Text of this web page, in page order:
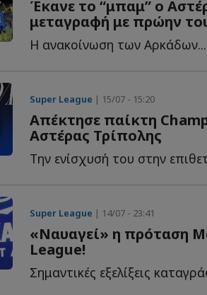
Έκανε το “μπαμ” ο
μεταγραφή με πρώην
Η ανακοίνωση των Αρκάδων...
Super League | 15/07 - 15:20
Απέκτησε παίκτη
Αστέρας Τρίπολης
Την ενίσχυσή του στην
Super League | 14/07 - 23:41
«Ναυαγεί» η πρόταση
League!
Σημαντικές εξελίξεις